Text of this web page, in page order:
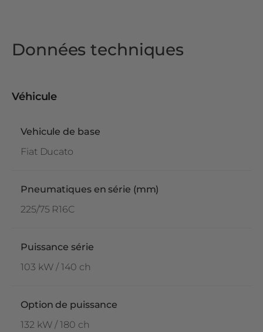
Données techniques
Véhicule
Vehicule de base
Fiat Ducato
Pneumatiques en série (mm)
225/75 R16C
Puissance série
103 kW / 140 ch
Option de puissance
132 kW / 180 ch